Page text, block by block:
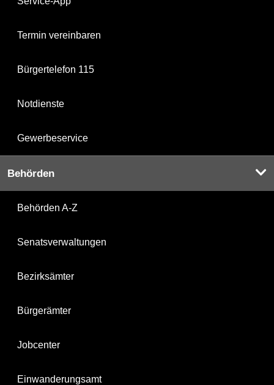
Termin vereinbaren
Bürgertelefon 115
Notdienste
Gewerbeservice
Behörden
Behörden A-Z
Senatsverwaltungen
Bezirksämter
Bürgerämter
Jobcenter
Einwanderungsamt